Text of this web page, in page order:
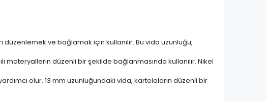
ve bağlamak için kullanılır. Bu vida uzunluğu,
materyallerin düzenli bir şekilde bağlanmasında kullanılır. Nikel
olur. 13 mm uzunluğundaki vida, kartelaların düzenli bir